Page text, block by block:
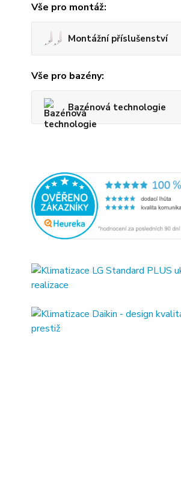
Vše pro montáž:
Montážní příslušenství
Vše pro bazény:
Bazénová technologie